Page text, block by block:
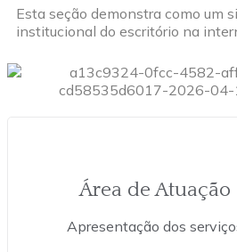
Esta seção demonstra como um
institucional do escritório na
Área de Atuação
Apresentação dos